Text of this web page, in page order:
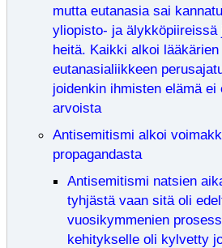
mutta eutanasia sai
yliopisto- ja älykköpiireissä
heitä. Kaikki alkoi
eutanasialiikkeen
joidenkin ihmisten elämä ei
arvoista
Antisemitismi alkoi
propagandasta
Antisemitismi natsien
tyhjästä vaan sitä oli
vuosikymmenien
kehitykselle oli kylvetty